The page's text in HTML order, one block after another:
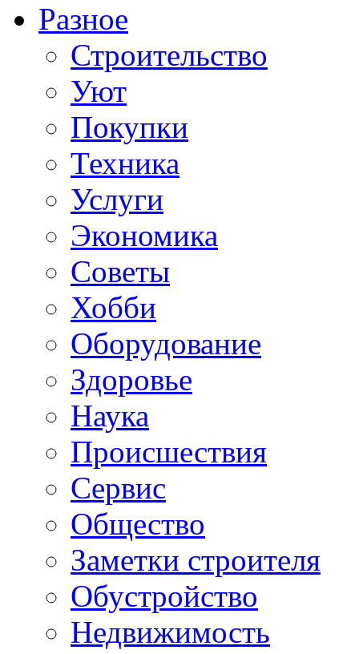
Разное
Строительство
Уют
Покупки
Техника
Услуги
Экономика
Советы
Хобби
Oборудование
Здоровье
Наука
Происшествия
Сервис
Общество
Заметки строителя
Обустройство
Недвижимость